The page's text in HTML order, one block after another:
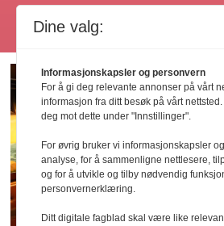
Dine valg:
Informasjonskapsler og personvern
For å gi deg relevante annonser på vårt
informasjon fra ditt besøk på vårt
deg mot dette under "Innstillinger".
For øvrig bruker vi informasjonskapsler
analyse, for å sammenligne nettlesere,
og for å utvikle og tilby nødvendig
personvernerklæring.
Ditt digitale fagblad skal være like